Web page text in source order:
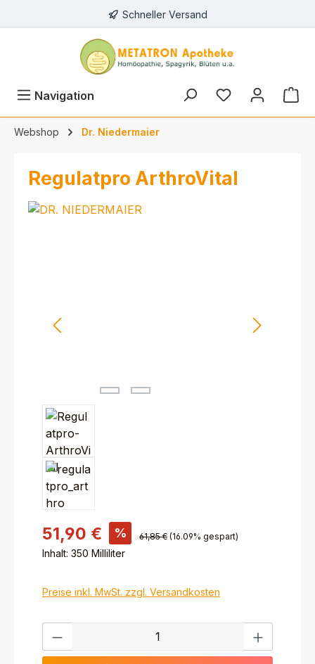
Schneller Versand
Navigation
Webshop Dr. Niedermaier
Regulatpro ArthroVital
51,90 € % 61,85 € (16.09% gespart)
Inhalt: 350 Milliliter
Preise inkl. MwSt. zzgl. Versandkosten
Produkt Anzahl: Gib den gewünschten Wert ein